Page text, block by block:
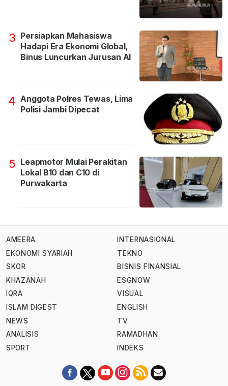
3 Persiapkan Mahasiswa
Hadapi Era Ekonomi Global,
Binus Luncurkan Jurusan AI
4 Anggota Polres Tewas, Lima
Polisi Jambi Dipecat
5 Leapmotor Mulai Perakitan
Lokal B10 dan C10 di
Purwakarta
AMEERA
EKONOMI SYARIAH
SKOR
KHAZANAH
IQRA
ISLAM DIGEST
NEWS
ANALISIS
SPORT
INTERNASIONAL
TEKNO
BISNIS FINANSIAL
ESGNOW
VISUAL
ENGLISH
TV
RAMADHAN
INDEKS